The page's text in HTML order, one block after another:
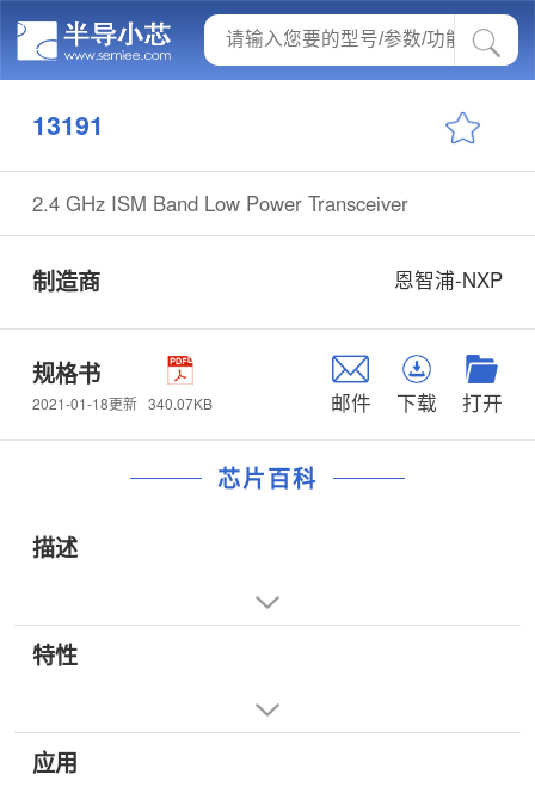
13191
2.4 GHz ISM Band Low Power Transceiver
制造商 恩智浦-NXP
规格书
2021-01-18更新 340.07KB 邮件 下载 打开
芯片百科
描述
特性
应用